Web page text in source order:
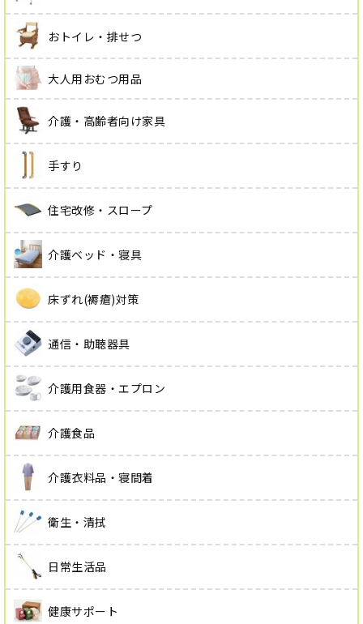
おトイレ・排せつ
大人用おむつ用品
介護・高齢者向け家具
手すり
住宅改修・スロープ
介護ベッド・寝具
床ずれ(褥瘡)対策
通信・助聴器具
介護用食器・エプロン
介護食品
介護衣料品・寝間着
衛生・清拭
日常生活品
健康サポート